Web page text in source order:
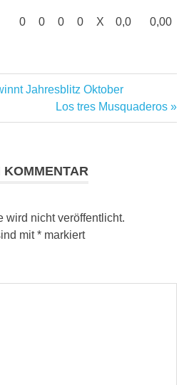
0 0 0 0 X 0,0 0,00
Jahresblitz Oktober
Nächster
Beitrag:
Los tres Musquaderos
KOMMENTAR
wird nicht veröffentlicht.
mit* markiert